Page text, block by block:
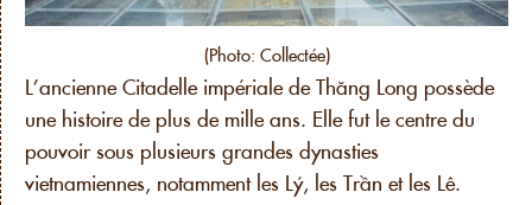
(Photo: Collectée)
L’ancienne Citadelle impériale de Thăng Long possède
une histoire de plus de mille ans. Elle fut le centre du
pouvoir sous plusieurs grandes dynasties
vietnamiennes, notamment les Lý, les Trần et les Lê.